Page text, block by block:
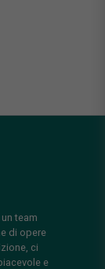
team
di opere
ci
e